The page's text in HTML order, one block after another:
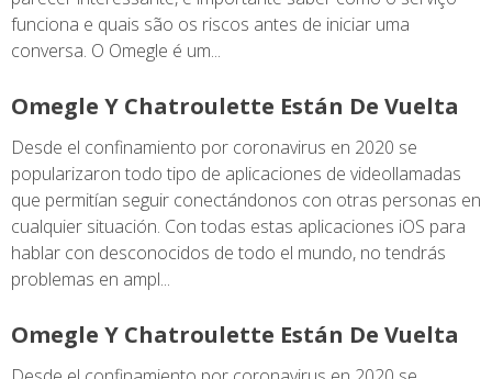
funciona e quais são os riscos antes de iniciar uma
conversa. O Omegle é um...
Omegle Y Chatroulette Están De Vuelta
Desde el confinamiento por coronavirus en 2020 se
popularizaron todo tipo de aplicaciones de videollamadas
que permitían seguir conectándonos con otras personas en
cualquier situación. Con todas estas aplicaciones iOS para
hablar con desconocidos de todo el mundo, no tendrás
problemas en ampl...
Omegle Y Chatroulette Están De Vuelta